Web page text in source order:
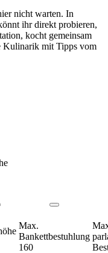
nicht warten. In
ihr direkt probieren,
kocht gemeinsam
Kulinarik mit Tipps vom
Max.
Bankettbestuhlung
160